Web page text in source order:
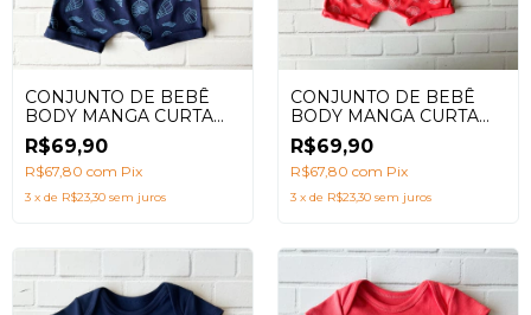
CONJUNTO DE BEBÊ
BODY MANGA CURTA
CONCHAS AZUL
MARINHO + BABADOR
R$69,90
R$67,80 com Pix
3 x de R$23,30 sem juros
CONJUNTO DE BEBÊ
BODY MANGA CURTA
CONCHAS SALMÃO
R$69,90
R$67,80 com Pix
3 x de R$23,30 sem juros